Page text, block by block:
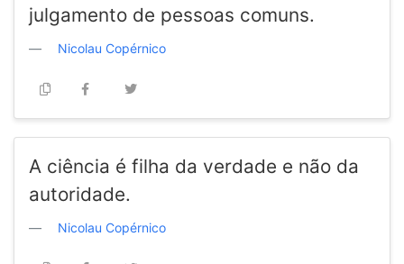
julgamento de pessoas comuns.
Nicolau Copérnico
A ciência é filha da verdade e não da
autoridade.
Nicolau Copérnico